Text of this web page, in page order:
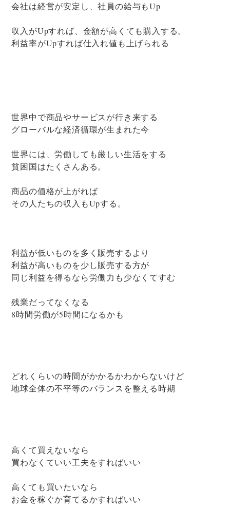
会社は経営が安定し、社員の給与もUp
収入がUpすれば、金額が高くても購入する。
利益率がUpすれば仕入れ値も上げられる
世界中で商品やサービスが行き来する
グローバルな経済循環が生まれた今
世界には、労働しても厳しい生活をする
貧困国はたくさんある。
商品の価格が上がれば
その人たちの収入もUpする。
利益が低いものを多く販売するより
利益が高いものを少し販売する方が
同じ利益を得るなら労働力も少なくてすむ
残業だってなくなる
8時間労働が5時間になるかも
どれくらいの時間がかかるかわからないけど
地球全体の不平等のバランスを整える時期
高くて買えないなら
買わなくていい工夫をすればいい
高くても買いたいなら
お金を稼ぐか育てるかすればいい